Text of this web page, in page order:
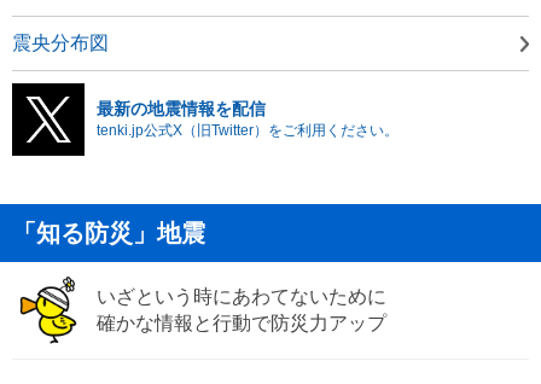
震央分布図
最新の地震情報を配信
tenki.jp公式X（旧Twitter）をご利用ください。
「知る防災」地震
いざという時にあわてないために
確かな情報と行動で防災力アップ